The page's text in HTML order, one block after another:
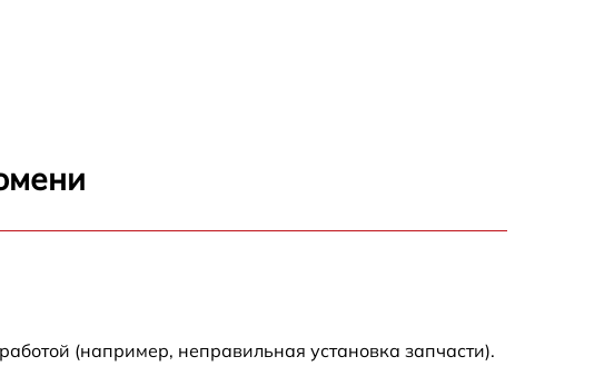
590 р
1200 р
(например, неправильная установка запчасти).